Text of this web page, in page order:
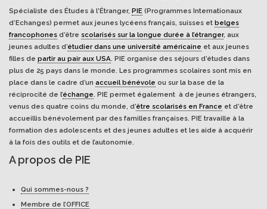
Spécialiste des Études à l'Étranger, PIE (Programmes Internationaux
d’Echanges) permet aux jeunes lycéens français, suisses et belges
francophones d’être scolarisés sur la longue durée à l’étranger, aux
jeunes adultes d’étudier dans une université américaine et aux jeunes
filles de partir au pair aux USA. PIE organise des séjours d’études dans
plus de 25 pays dans le monde. Les programmes scolaires sont mis en
place dans le cadre d’un accueil bénévole ou sur la base de la
réciprocité de l’échange. PIE permet également à de jeunes étrangers,
venus des quatre coins du monde, d’être scolarisés en France et d’être
accueillis bénévolement par des familles françaises. PIE travaille à la
formation des adolescents et des jeunes adultes et les aide à acquérir
à la fois des outils et de l’autonomie.
A propos de PIE
Qui sommes-nous ?
Membre de l’OFFICE